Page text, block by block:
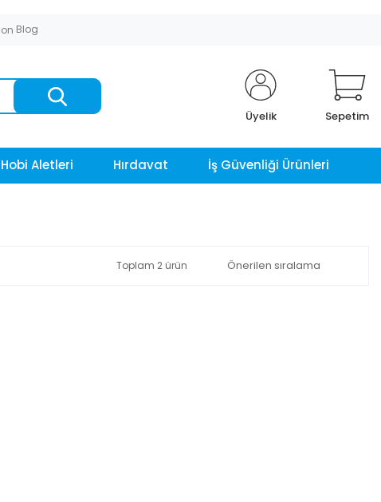
Blog
Üyelik Sepetim
Hobi Aletleri Hırdavat İş Güvenliği Ürünleri
Toplam 2 ürün